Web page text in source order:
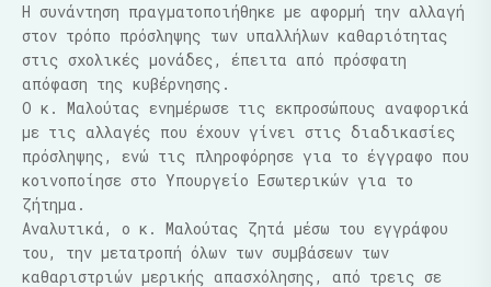
Η συνάντηση πραγματοποιήθηκε με αφορμή την αλλαγή
στον τρόπο πρόσληψης των υπαλλήλων καθαριότητας
στις σχολικές μονάδες, έπειτα από πρόσφατη
απόφαση της κυβέρνησης.
Ο κ. Μαλούτας ενημέρωσε τις εκπροσώπους αναφορικά
με τις αλλαγές που έχουν γίνει στις διαδικασίες
πρόσληψης, ενώ τις πληροφόρησε για το έγγραφο που
κοινοποίησε στο Υπουργείο Εσωτερικών για το
ζήτημα.
Αναλυτικά, ο κ. Μαλούτας ζητά μέσω του εγγράφου
του, την μετατροπή όλων των συμβάσεων των
καθαριστριών μερικής απασχόλησης, από τρεις σε